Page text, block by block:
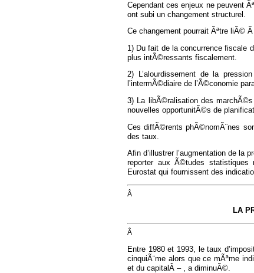
Cependant ces enjeux ne peuvent
ont subi un changement structurel.
Ce changement pourrait Ãªtre liÃ©
1) Du fait de la concurrence fiscale
plus intÃ©ressants fiscalement.
2) L’alourdissement de la
l’intermÃ©diaire de l’Ã©conomie
3) La libÃ©ralisation des
nouvelles opportunitÃ©s de
Ces diffÃ©rents phÃ©nomÃ¨nes
des taux.
Afin d’illustrer l’augmentation de
reporter aux Ã©tudes statistiques
Eurostat qui fournissent des
Â
LA
Â
Entre 1980 et 1993, le taux
cinquiÃ¨me alors que ce mÃªme
et du capitalÂ – , a diminuÃ©.